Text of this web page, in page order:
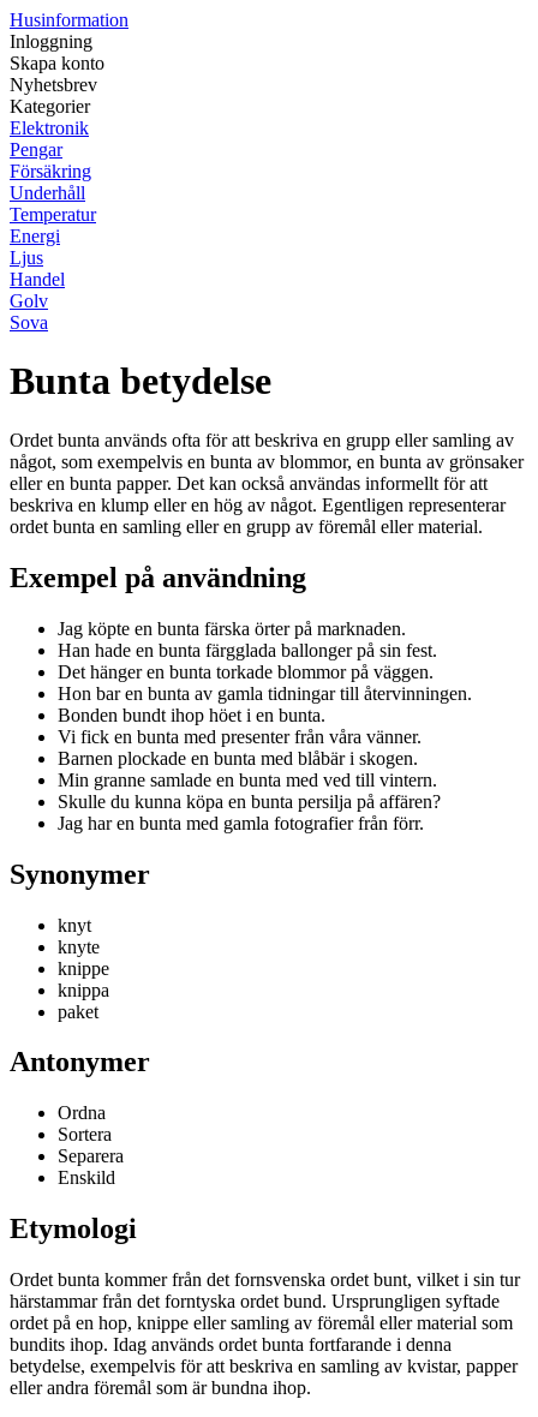
Husinformation
Inloggning
Skapa konto
Nyhetsbrev
Kategorier
Elektronik
Pengar
Försäkring
Underhåll
Temperatur
Energi
Ljus
Handel
Golv
Sova
Bunta betydelse
Ordet bunta används ofta för att beskriva en grupp eller samling av
något, som exempelvis en bunta av blommor, en bunta av grönsaker
eller en bunta papper. Det kan också användas informellt för att
beskriva en klump eller en hög av något. Egentligen representerar
ordet bunta en samling eller en grupp av föremål eller material.
Exempel på användning
Jag köpte en bunta färska örter på marknaden.
Han hade en bunta färgglada ballonger på sin fest.
Det hänger en bunta torkade blommor på väggen.
Hon bar en bunta av gamla tidningar till återvinningen.
Bonden bundt ihop höet i en bunta.
Vi fick en bunta med presenter från våra vänner.
Barnen plockade en bunta med blåbär i skogen.
Min granne samlade en bunta med ved till vintern.
Skulle du kunna köpa en bunta persilja på affären?
Jag har en bunta med gamla fotografier från förr.
Synonymer
knyt
knyte
knippe
knippa
paket
Antonymer
Ordna
Sortera
Separera
Enskild
Etymologi
Ordet bunta kommer från det fornsvenska ordet bunt, vilket i sin tur
härstammar från det forntyska ordet bund. Ursprungligen syftade
ordet på en hop, knippe eller samling av föremål eller material som
bundits ihop. Idag används ordet bunta fortfarande i denna
betydelse, exempelvis för att beskriva en samling av kvistar, papper
eller andra föremål som är bundna ihop.